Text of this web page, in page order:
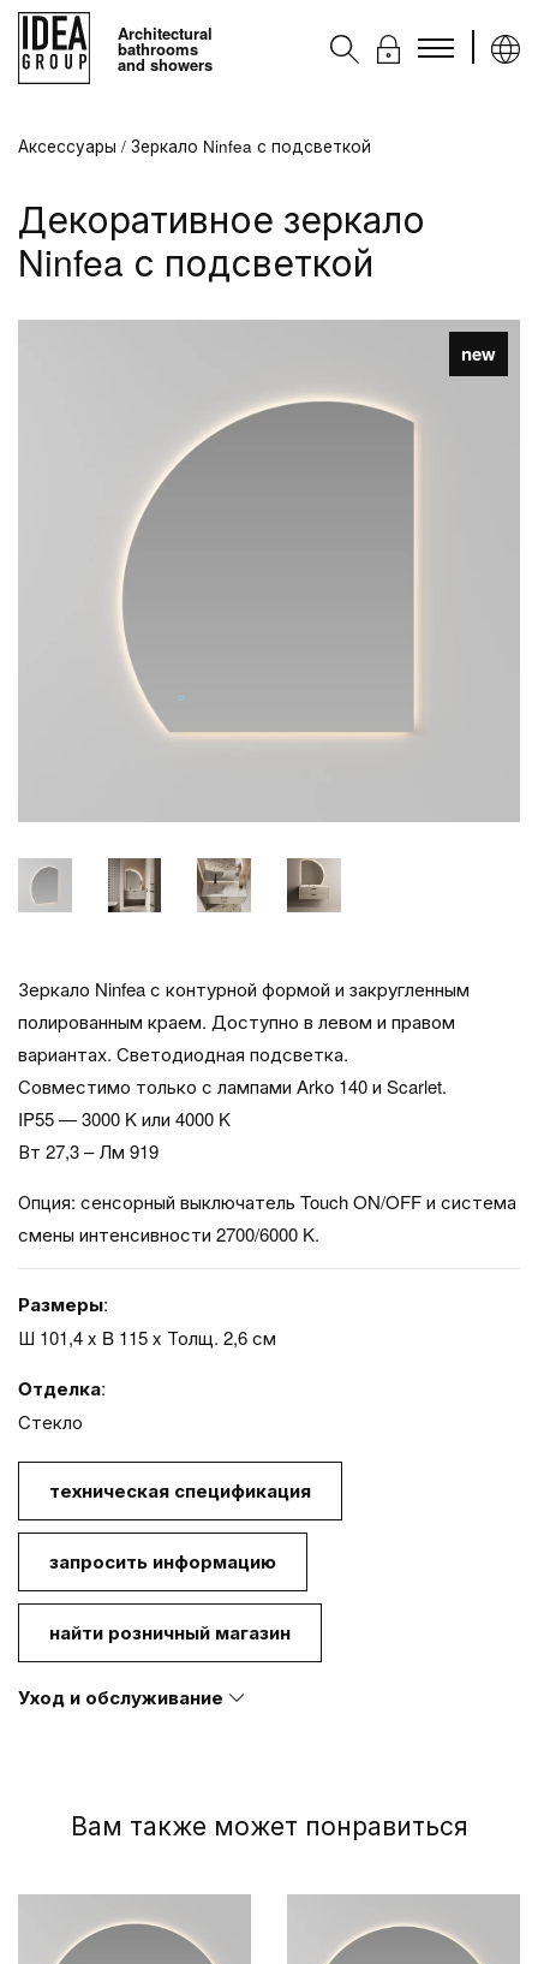
Architectural
bathrooms
and showers
Kоллекции
Услуги
Контакты
Ideagroup
Аксессуары / Зеркало Ninfea с подсветкой
Декоративное зеркало
Ninfea с подсветкой
new
Зеркало Ninfea с контурной формой и закругленным
полированным краем. Доступно в левом и правом
вариантах. Светодиодная подсветка.
Совместимо только с лампами Arko 140 и Scarlet.
IP55 — 3000 K или 4000 K
Вт 27,3 – Лм 919
Опция: сенсорный выключатель Touch ON/OFF и система
смены интенсивности 2700/6000 K.
Размеры:
Ш 101,4 x B 115 x Толщ. 2,6 см
Oтделка:
Стекло
техническая спецификация
запросить информацию
найти розничный магазин
Уход и обслуживание
Вам также может понравиться